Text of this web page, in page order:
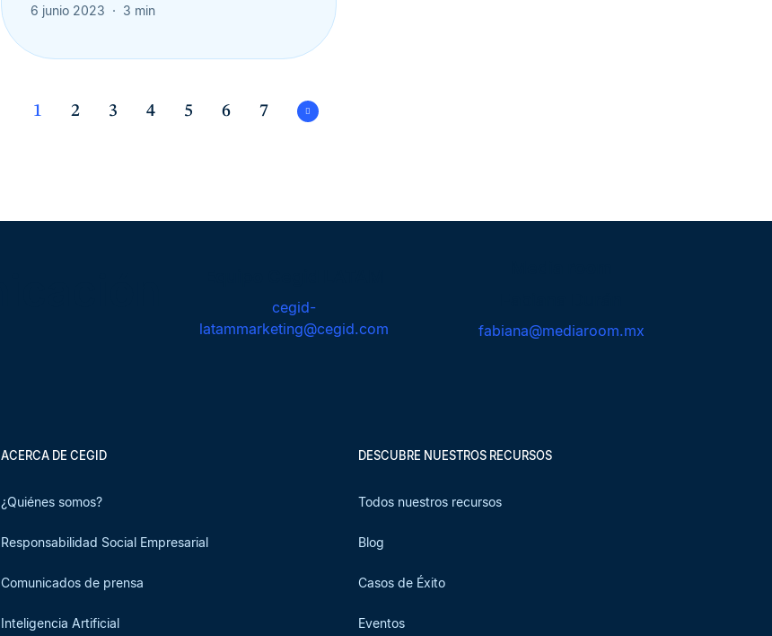
6 junio 2023 3 min
1 2 3 4 5 6 7
cegid-
latammarketing@cegid.com
fabiana@mediaroom.mx
ACERCA DE CEGID
¿Quiénes somos?
Responsabilidad Social Empresarial
Comunicados de prensa
Inteligencia Artificial
DESCUBRE NUESTROS RECURSOS
Todos nuestros recursos
Blog
Casos de Éxito
Eventos